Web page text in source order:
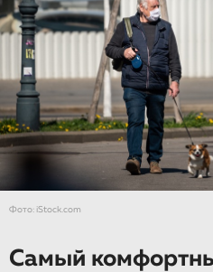
Фото: iStock.com
Самый